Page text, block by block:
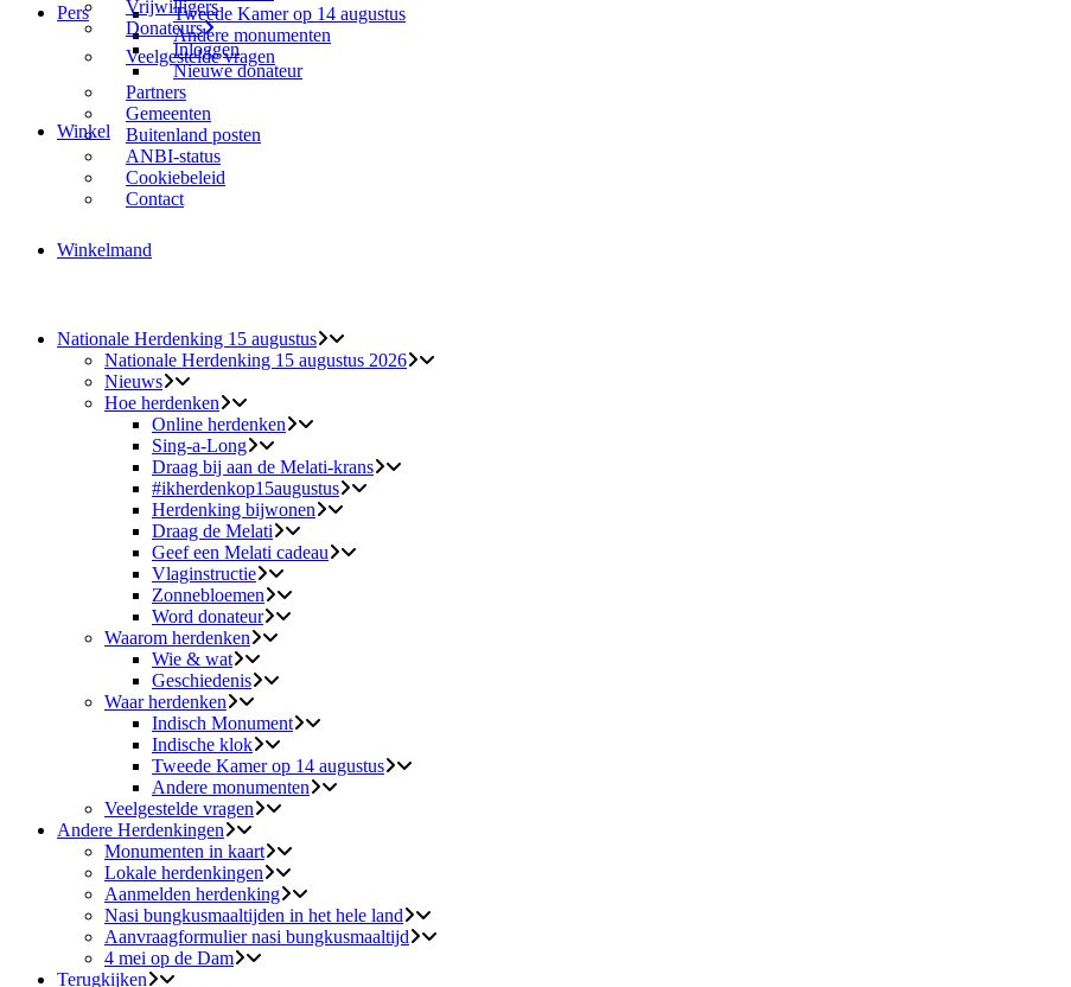
Tweede Kamer op 14 augustus
Andere monumenten
Veelgestelde vragen
Vrijwilligers
Donateurs
Inloggen
Nieuwe donateur
Partners
Gemeenten
Buitenland posten
ANBI-status
Cookiebeleid
Contact
Pers
Winkel
Winkelmand
Nationale Herdenking 15 augustus
Nationale Herdenking 15 augustus 2026
Nieuws
Hoe herdenken
Online herdenken
Sing-a-Long
Draag bij aan de Melati-krans
#ikherdenkop15augustus
Herdenking bijwonen
Draag de Melati
Geef een Melati cadeau
Vlaginstructie
Zonnebloemen
Word donateur
Waarom herdenken
Wie & wat
Geschiedenis
Waar herdenken
Indisch Monument
Indische klok
Tweede Kamer op 14 augustus
Andere monumenten
Veelgestelde vragen
Andere Herdenkingen
Monumenten in kaart
Lokale herdenkingen
Aanmelden herdenking
Nasi bungkusmaaltijden in het hele land
Aanvraagformulier nasi bungkusmaaltijd
4 mei op de Dam
Terugkijken